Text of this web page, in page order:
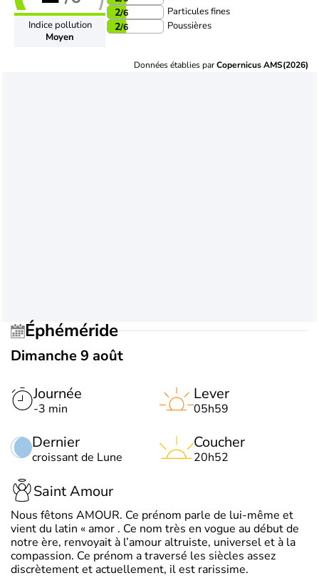
Indice pollution
Moyen
2/6 Particules fines
2/6 Poussières
Données établies parCopernicus AMS(2026)
Éphéméride
Dimanche 9 août
Journée
-3 min
Dernier
croissant de Lune
Lever
05h59
Coucher
20h52
Saint Amour
Nous fêtons AMOUR. Ce prénom parle de lui-même et
vient du latin « amor . Ce nom très en vogue au début de
notre ère, renvoyait à l’amour altruiste, universel et à la
compassion. Ce prénom a traversé les siècles assez
discrètement et actuellement, il est rarissime.